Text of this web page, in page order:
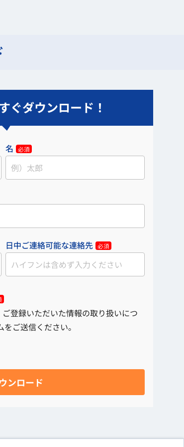
ぐダウンロード！
名 必須
日中ご連絡可能な連絡先 必須
登録いただいた情報の取り扱いにつ
ご送信ください。